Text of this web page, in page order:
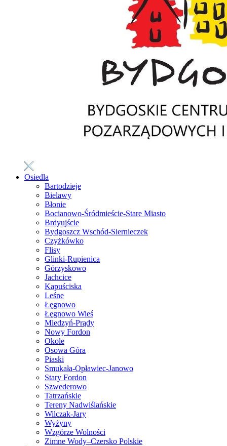
Osiedla
Bartodzieje
Bielawy
Błonie
Bocianowo-Śródmieście-Stare Miasto
Brdyujście
Bydgoszcz Wschód-Siernieczek
Czyżkówko
Flisy
Glinki-Rupienica
Górzyskowo
Jachcice
Kapuściska
Leśne
Łęgnowo
Łęgnowo Wieś
Miedzyń-Prądy
Nowy Fordon
Okole
Osowa Góra
Piaski
Smukała-Opławiec-Janowo
Stary Fordon
Szwederowo
Tatrzańskie
Tereny Nadwiślańskie
Wilczak-Jary
Wyżyny
Wzgórze Wolności
Zimne Wody–Czersko Polskie